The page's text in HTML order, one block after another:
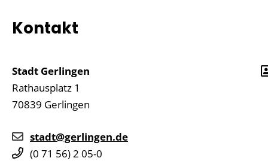
Kontakt
Stadt Gerlingen
Rathausplatz 1
70839 Gerlingen
stadt@gerlingen.de
(0 71 56) 2 05-0